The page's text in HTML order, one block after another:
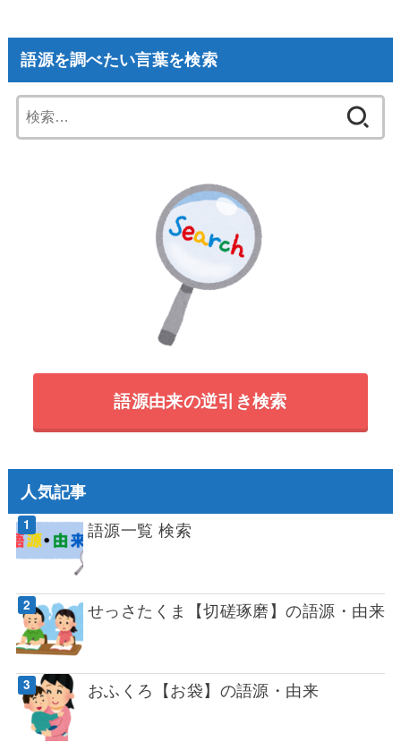
語源を調べたい言葉を検索
索:
語源由来の逆引き検索
人気記事
語源一覧 検索
せっさたくま【切磋琢磨】の語源・由来
おふくろ【お袋】の語源・由来